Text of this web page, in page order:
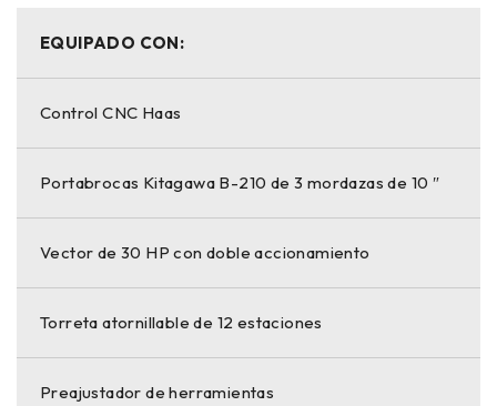
EQUIPADO CON:
Control CNC Haas
Portabrocas Kitagawa B-210 de 3 mordazas de 10 ″
Vector de 30 HP con doble accionamiento
Torreta atornillable de 12 estaciones
Preajustador de herramientas